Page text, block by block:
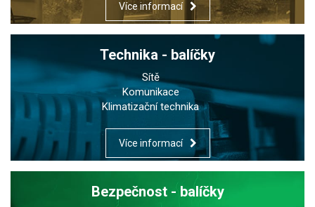
Více informací
Technika - balíčky
Sítě
Komunikace
Klimatizační technika
Více informací
Bezpečnost - balíčky